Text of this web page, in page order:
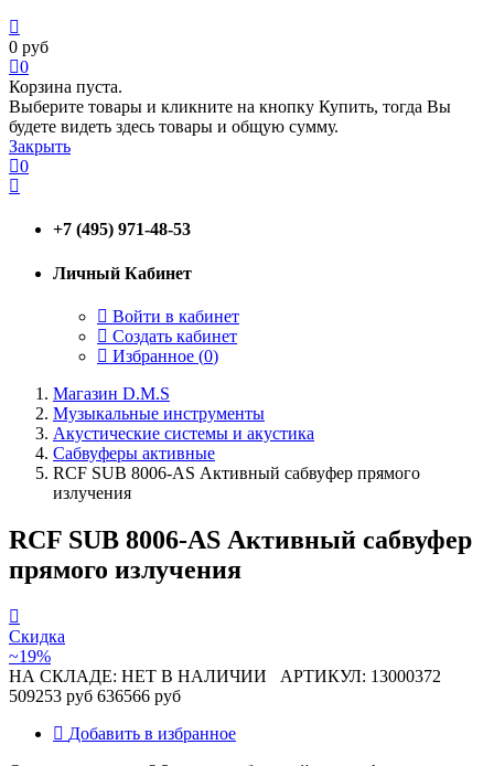
0 руб
0
Корзина пуста.
Выберите товары и кликните на кнопку Купить, тогда Вы
будете видеть здесь товары и общую сумму.
Закрыть
0
+7 (495) 971-48-53
Личный Кабинет
Войти в кабинет
Создать кабинет
Избранное (0)
Магазин D.M.S
Музыкальные инструменты
Акустические системы и акустика
Сабвуферы активные
RCF SUB 8006-AS Активный сабвуфер прямого
излучения
RCF SUB 8006-AS Активный сабвуфер
прямого излучения
Скидка
~19%
НА СКЛАДЕ: НЕТ В НАЛИЧИИ АРТИКУЛ: 13000372
509253 руб 636566 руб
Добавить в избранное